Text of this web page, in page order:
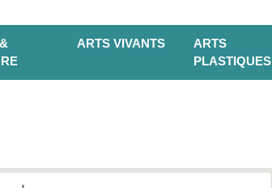
ARTS VIVANTS
ARTS
PLASTIQUES